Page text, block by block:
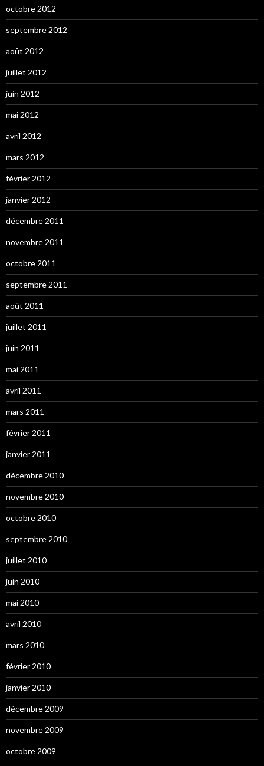
octobre 2012
septembre 2012
août 2012
juillet 2012
juin 2012
mai 2012
avril 2012
mars 2012
février 2012
janvier 2012
décembre 2011
novembre 2011
octobre 2011
septembre 2011
août 2011
juillet 2011
juin 2011
mai 2011
avril 2011
mars 2011
février 2011
janvier 2011
décembre 2010
novembre 2010
octobre 2010
septembre 2010
juillet 2010
juin 2010
mai 2010
avril 2010
mars 2010
février 2010
janvier 2010
décembre 2009
novembre 2009
octobre 2009